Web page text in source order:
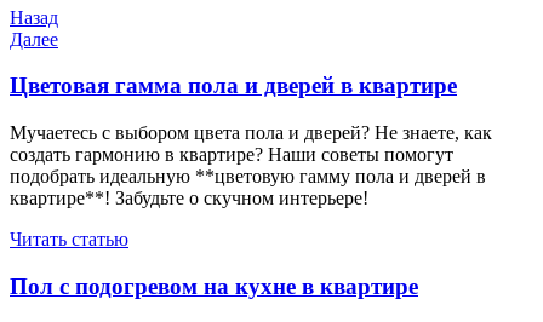
Навигация
по
записям
Предыдущая
запись
Назад
Следующая
Далее
Цветовая гамма пола и дверей в квартире
Мучаетесь с выбором цвета пола и дверей? Не знаете, как
создать гармонию в квартире? Наши советы помогут
подобрать идеальную **цветовую гамму пола и дверей в
квартире**! Забудьте о скучном интерьере!
Читать статью
Пол с подогревом на кухне в квартире